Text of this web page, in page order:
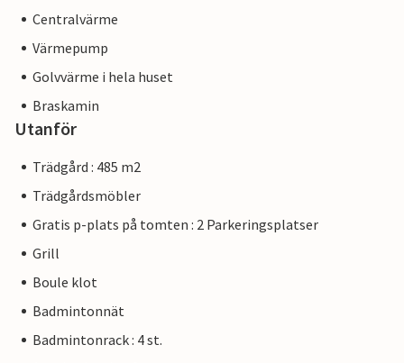
Centralvärme
Värmepump
Golvvärme i hela huset
Braskamin
Utanför
Trädgård : 485 m2
Trädgårdsmöbler
Gratis p-plats på tomten : 2 Parkeringsplatser
Grill
Boule klot
Badmintonnät
Badmintonrack : 4 st.